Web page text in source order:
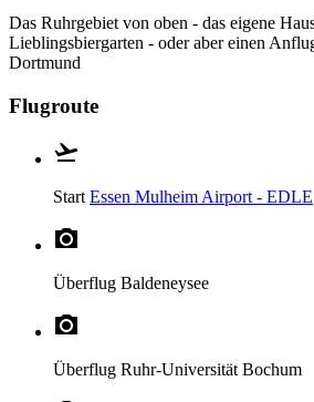
Das Ruhrgebiet von oben - das eigene
Lieblingsbiergarten - oder aber einen
Dortmund
Flugroute
Start Essen Mulheim Airport - EDLE
Überflug Baldeneysee
Überflug Ruhr-Universität Bochum